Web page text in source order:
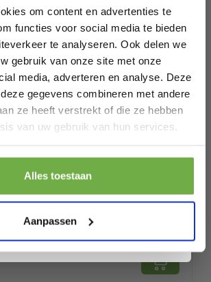
om content en advertenties te
functies voor social media te bieden
te analyseren. Ook delen we
gebruik van onze site met onze
media, adverteren en analyse. Deze
gegevens combineren met andere
ze heeft verstrekt of die ze hebben
van uw gebruik van hun services.
Alles toestaan
Aanpassen
HW66403DE-WH
0736542243406
138070795
spiegel- en
80 x 40 x 135,5 cm
tot wel 70%.
wanneer je jarig bent
Pak € 5,- korting
. Je kunt je op elk moment weer afmelden.